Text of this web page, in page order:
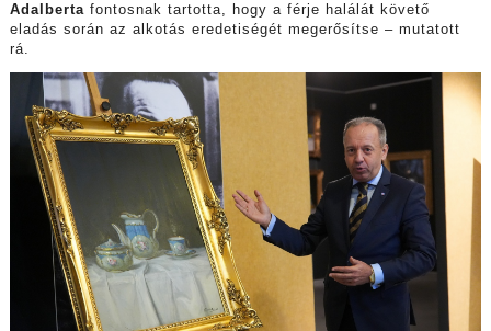
Adalberta fontosnak tartotta, hogy a férje halálát követő
eladás során az alkotás eredetiségét megerősítse – mutatott
rá.